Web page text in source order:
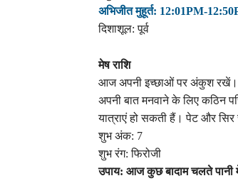
अभिजीत मुहूर्त: 12:01PM-
दिशाशूल: पूर्व
मेष राशि
आज अपनी इच्छाओं पर अंकुश
अपनी बात मनवाने के लिए कठिन
यात्राएं हो सकती हैं। पेट और
शुभ अंक: 7
शुभ रंग: फिरोजी
उपाय: आज कुछ बादाम चलते पानी